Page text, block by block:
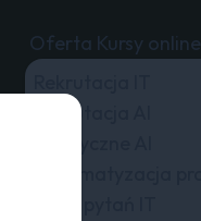
Oferta
Rekrutacja AI
Kursy online